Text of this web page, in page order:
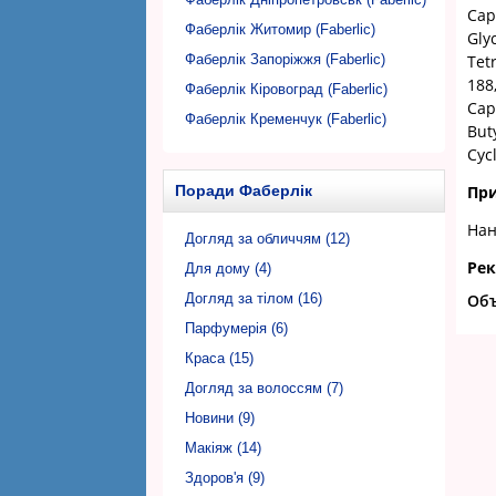
Фаберлік Житомир (Faberlic)
Фаберлік Запоріжжя (Faberlic)
Фаберлік Кіровоград (Faberlic)
Фаберлік Кременчук (Faberlic)
Фаберлік Миколаїв (Faberlic)
Фаберлік Нікополь (Faberlic)
Фаберлік Одеса (Faberlic)
Фаберлік Полтава (Faberlic)
Фаберлік Рівне (Faberlic)
Фаберлік Суми (Faberlic)
Фаберлік Тернопіль (Faberlic)
Фаберлік Ужгород (Faberlic)
Фаберлік Харків (Faberlic)
Поради Фаберлік
Догляд за обличчям (12)
Для дому (4)
Догляд за тілом (16)
Парфумерія (6)
Краса (15)
Догляд за волоссям (7)
Новини (9)
Макіяж (14)
Здоров'я (9)